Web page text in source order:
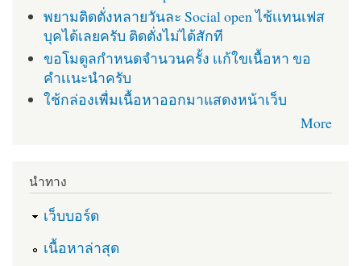
พยามติดตั่งหลายวันละ Social open ไช้เเทนเฟส
บุคได้เลยครับ ติดตั่งไม่ได้สักที
ขอโมดูลกำหนดจำนวนครั้ง เเก้ใขเนื้อหา ขอ
คำเเนะนำครับ
ใช้กล่องเพื่มเนื้อหาออกมาแสดงหน้าเว็บ
More
นำทาง
เว็บบอร์ด
เนื้อหาล่าสุด